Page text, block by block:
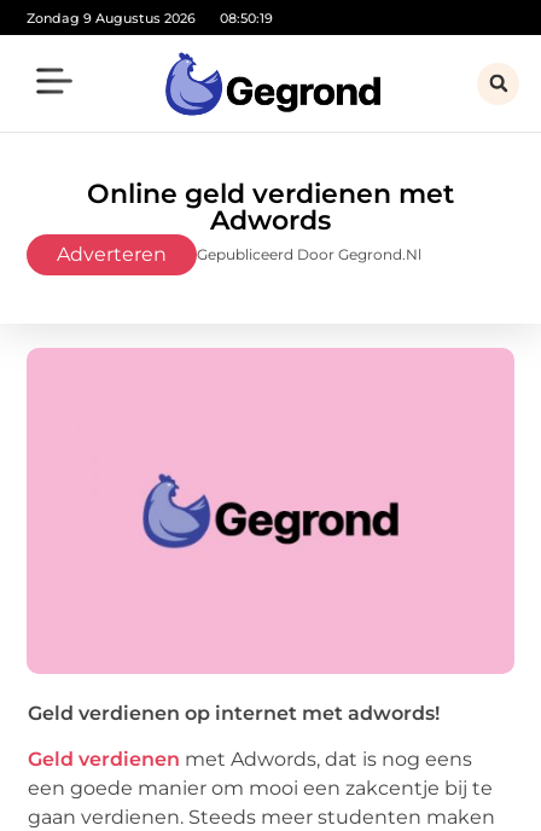
Zondag 9 Augustus 2026 08:50:20
Online geld verdienen met
Adwords
Adverteren Gepubliceerd Door Gegrond.nl
Geld verdienen op internet met adwords!
Geld verdienen met Adwords, dat is nog eens
een goede manier om mooi een zakcentje bij te
gaan verdienen. Steeds meer studenten maken